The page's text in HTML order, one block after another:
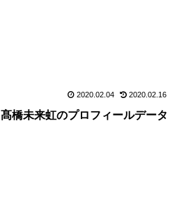
2020.02.04 2020.02.16
髙橋未来虹のプロフィールデータ